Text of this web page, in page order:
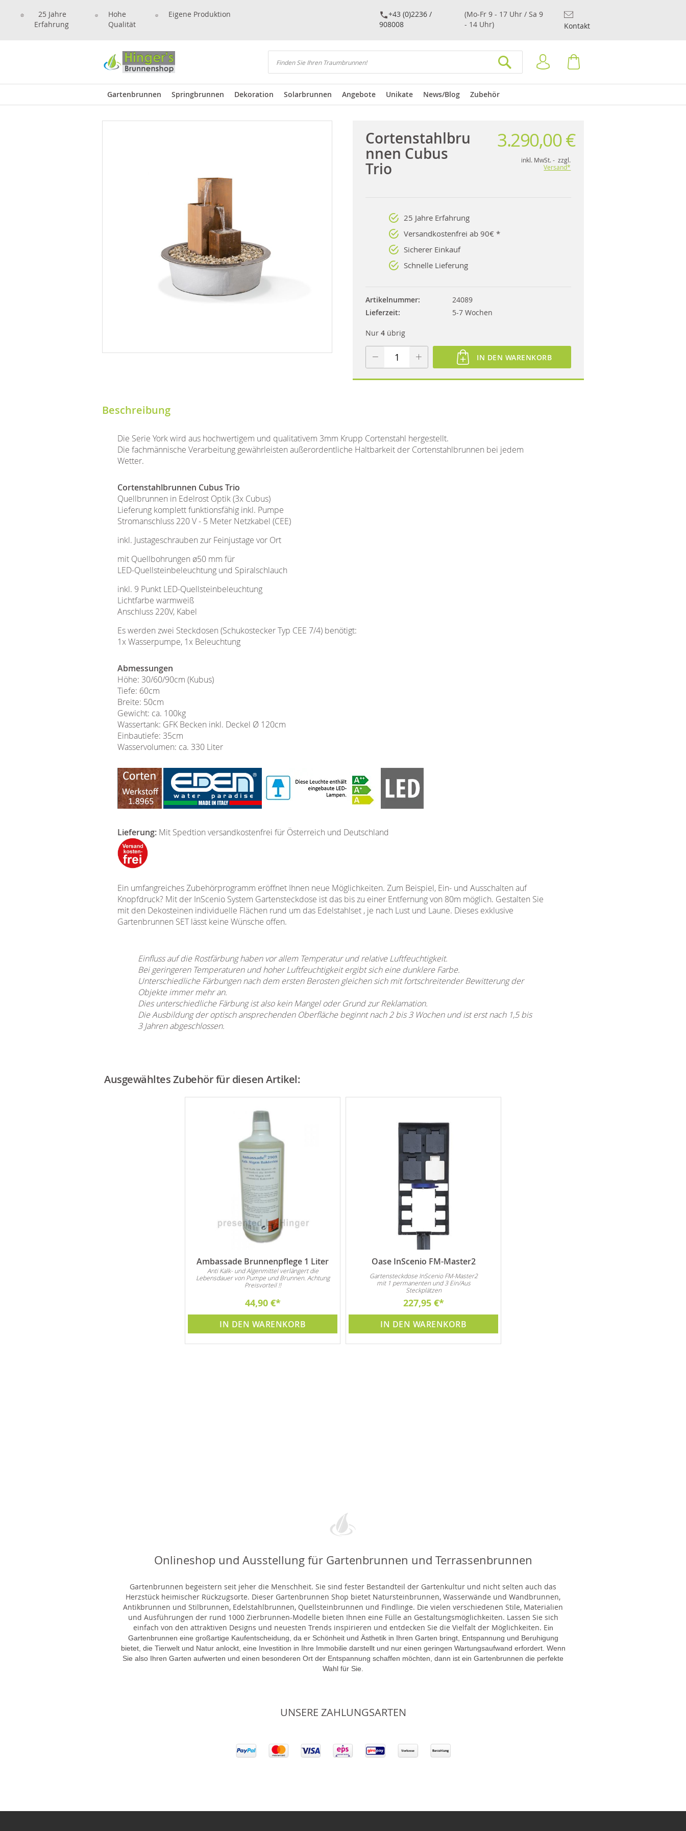
25 Jahre
Erfahrung
Hohe
Qualität
Eigene Produktion
+43 (0)2236 /
908008
(Mo-Fr 9 - 17 Uhr / Sa 9
- 14 Uhr)
Kontakt
Suchen
Anmelden
Gartenbrunnen Springbrunnen Dekoration Solarbrunnen Angebote Unikate News/Blog Zubehör
Cortenstahlbru
nnen Cubus
Trio
3.290,00 €
inkl. MwSt. - zzgl.
Versand*
25 Jahre Erfahrung
Versandkostenfrei ab 90€ *
Sicherer Einkauf
Schnelle Lieferung
Artikelnummer
24089
Lieferzeit
5-7 Wochen
Nur 4übrig
IN DEN WARENKORB
Beschreibung
Die Serie York wird aus hochwertigem und qualitativem 3mm Krupp Cortenstahl hergestellt.
Die fachmännische Verarbeitung gewährleisten außerordentliche Haltbarkeit der Cortenstahlbrunnen bei jedem
Wetter.
Cortenstahlbrunnen Cubus Trio
Quellbrunnen in Edelrost Optik (3x Cubus)
Lieferung komplett funktionsfähig inkl. Pumpe
Stromanschluss 220 V - 5 Meter Netzkabel (CEE)
inkl. Justageschrauben zur Feinjustage vor Ort
mit Quellbohrungen ø50 mm für
LED-Quellsteinbeleuchtung und Spiralschlauch
inkl. 9 Punkt LED-Quellsteinbeleuchtung
Lichtfarbe warmweiß
Anschluss 220V, Kabel
Es werden zwei Steckdosen (Schukostecker Typ CEE 7/4) benötigt:
1x Wasserpumpe, 1x Beleuchtung
Abmessungen
Höhe: 30/60/90cm (Kubus)
Tiefe: 60cm
Breite: 50cm
Gewicht: ca. 100kg
Wassertank: GFK Becken inkl. Deckel Ø 120cm
Einbautiefe: 35cm
Wasservolumen: ca. 330 Liter
Lieferung: Mit Spedtion versandkostenfrei für Österreich und Deutschland
Ein umfangreiches Zubehörprogramm eröffnet Ihnen neue Möglichkeiten. Zum Beispiel, Ein- und Ausschalten auf
Knopfdruck? Mit der InScenio System Gartensteckdose ist das bis zu einer Entfernung von 80m möglich. Gestalten Sie
mit den Dekosteinen individuelle Flächen rund um das Edelstahlset , je nach Lust und Laune. Dieses exklusive
Gartenbrunnen SET lässt keine Wünsche offen.
Einfluss auf die Rostfärbung haben vor allem Temperatur und relative Luftfeuchtigkeit.
Bei geringeren Temperaturen und hoher Luftfeuchtigkeit ergibt sich eine dunklere Farbe.
Unterschiedliche Färbungen nach dem ersten Berosten gleichen sich mit fortschreitender Bewitterung der
Objekte immer mehr an.
Dies unterschiedliche Färbung ist also kein Mangel oder Grund zur Reklamation.
Die Ausbildung der optisch ansprechenden Oberfläche beginnt nach 2 bis 3 Wochen und ist erst nach 1,5 bis
3 Jahren abgeschlossen.
Ausgewähltes Zubehör für diesen Artikel:
Ambassade Brunnenpflege 1 Liter
Anti Kalk- und Algenmittel verlängert die
Lebensdauer von Pumpe und Brunnen. Achtung
Preisvorteil !!
44,90 €
IN DEN WARENKORB
Oase InScenio FM-Master2
Gartensteckdose InScenio FM-Master2
mit 1 permanenten und 3 Ein/Aus
Steckplätzen
227,95 €
IN DEN WARENKORB
Onlineshop und Ausstellung für Gartenbrunnen und Terrassenbrunnen
Gartenbrunnen begeistern seit jeher die Menschheit. Sie sind fester Bestandteil der Gartenkultur und nicht selten auch das
Herzstück heimischer Rückzugsorte. Dieser Gartenbrunnen Shop bietet Natursteinbrunnen, Wasserwände und Wandbrunnen,
Antikbrunnen und Stilbrunnen, Edelstahlbrunnen, Quellsteinbrunnen und Findlinge. Die vielen verschiedenen Stile, Materialien
und Ausführungen der rund 1000 Zierbrunnen-Modelle bieten Ihnen eine Fülle an Gestaltungsmöglichkeiten. Lassen Sie sich
einfach von den attraktiven Designs und neuesten Trends inspirieren und entdecken Sie die Vielfalt der Möglichkeiten. Ein
Gartenbrunnen eine großartige Kaufentscheidung, da er Schönheit und Ästhetik in Ihren Garten bringt, Entspannung und Beruhigung
bietet, die Tierwelt und Natur anlockt, eine Investition in Ihre Immobilie darstellt und nur einen geringen Wartungsaufwand erfordert. Wenn
Sie also Ihren Garten aufwerten und einen besonderen Ort der Entspannung schaffen möchten, dann ist ein Gartenbrunnen die perfekte
Wahl für Sie.
UNSERE ZAHLUNGSARTEN